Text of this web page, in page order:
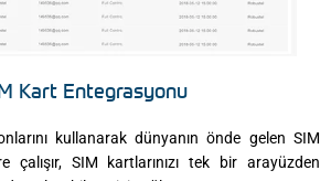
Kart Entegrasyonu​
kullanarak dünyanın önde gelen SIM
çalışır, SIM kartlarınızı tek bir arayüzden